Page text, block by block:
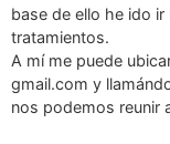
base de ello he ido
tratamientos.
A mí me puede
gmail.com y
nos podemos reunir